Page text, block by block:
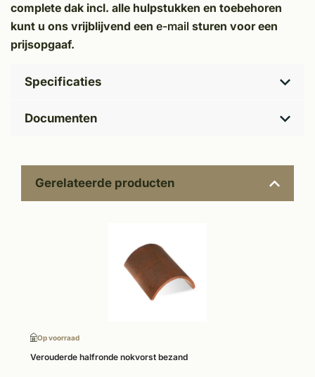
complete dak incl. alle hulpstukken en toebehoren
kunt u ons vrijblijvend een e-mail sturen voor een
prijsopgaaf.
Specificaties
Documenten
Gerelateerde producten
Op voorraad
Verouderde halfronde nokvorst bezand